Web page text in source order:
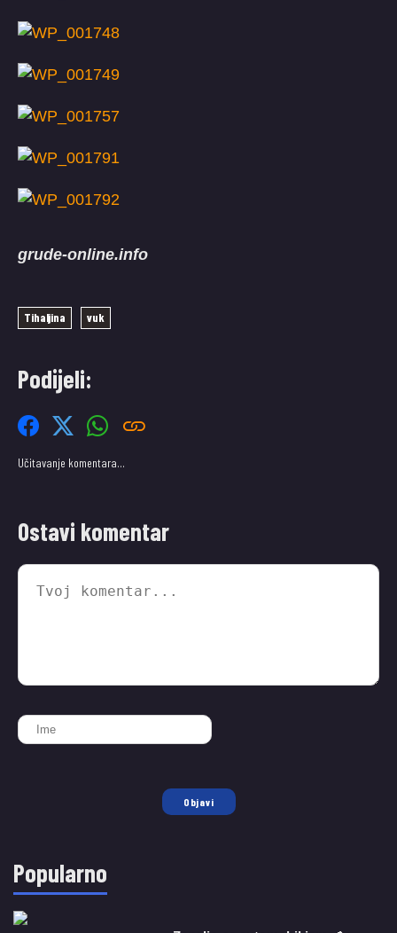
grude-online.info
Tihaljina vuk
Podijeli:
Učitavanje komentara…
Ostavi komentar
Objavi
Popularno